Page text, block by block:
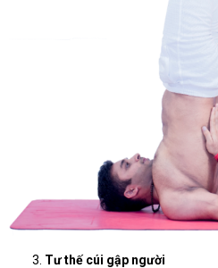
Tư thế cúi gập người